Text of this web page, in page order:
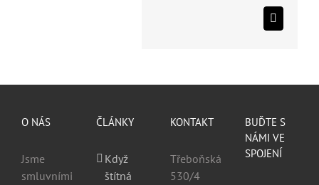
E-
mail
O NÁS
Jsme
smluvními
ČLÁNKY
Když
štítná
KONTAKT
Třeboňská
530/4
BUĎTE S
NÁMI VE
SPOJENÍ